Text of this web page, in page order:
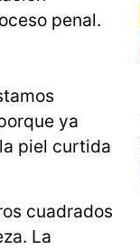
penal.
ya
piel curtida
cuadrados
La